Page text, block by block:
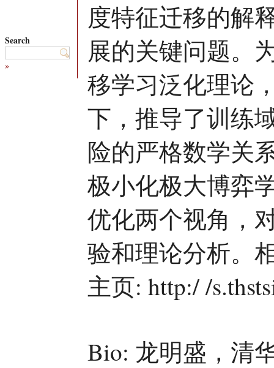
Search
»
度特征迁移的解
展的关键问题。
移学习泛化理论
下，推导了训练
险的严格数学关
极小化极大博弈
优化两个视角，
验和理论分析。
主页: http:/ /
Bio: 龙明盛，清